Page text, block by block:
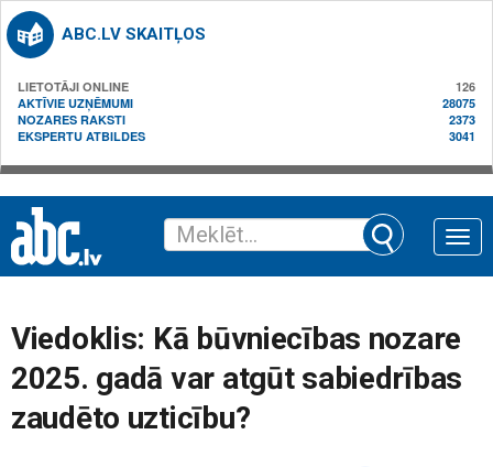
ABC.LV SKAITĻOS
LIETOTĀJI ONLINE
126
AKTĪVIE UZŅĒMUMI
28075
NOZARES RAKSTI
2373
EKSPERTU ATBILDES
3041
Toggle
Viedoklis: Kā būvniecības nozare
2025. gadā var atgūt sabiedrības
zaudēto uzticību?